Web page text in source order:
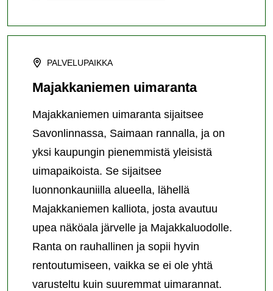
PALVELUPAIKKA
Majakkaniemen uimaranta
Majakkaniemen uimaranta sijaitsee
Savonlinnassa, Saimaan rannalla, ja on
yksi kaupungin pienemmistä yleisistä
uimapaikoista. Se sijaitsee
luonnonkauniilla alueella, lähellä
Majakkaniemen kalliota, josta avautuu
upea näköala järvelle ja Majakkaluodolle.
Ranta on rauhallinen ja sopii hyvin
rentoutumiseen, vaikka se ei ole yhtä
varusteltu kuin suuremmat uimarannat.